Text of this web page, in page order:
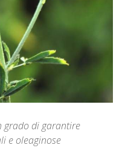
grado di garantire
e oleaginose